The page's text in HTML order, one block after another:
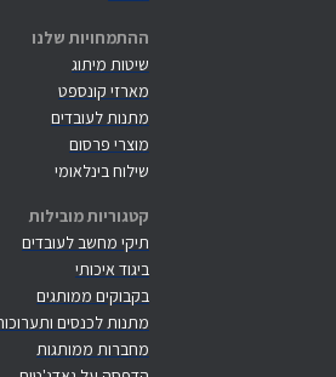
ההתמחויות שלנו
שיטות מיתוג
מארזי קונספט
מתנות לעובדים
מוצרי פרסום
שילוח בינלאומי
קטגוריות מובילות
תיקי מחשב לעובדים
ביגוד איכותי
בקבוקים ממותגים
מתנות לכנסים
מחברות ממותגות